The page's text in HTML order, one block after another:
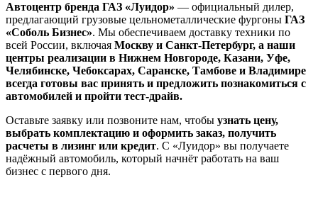
Автоцентр бренда ГАЗ «Луидор» — официальный дилер,
предлагающий грузовые цельнометаллические фургоны ГАЗ
«Соболь Бизнес». Мы обеспечиваем доставку техники по
всей России, включая Москву и Санкт-Петербург, а наши
центры реализации в Нижнем Новгороде, Казани, Уфе,
Челябинске, Чебоксарах, Саранске, Тамбове и Владимире
всегда готовы вас принять и предложить познакомиться с
автомобилей и пройти тест-драйв.
Оставьте заявку или позвоните нам, чтобы узнать цену,
выбрать комплектацию и оформить заказ, получить
расчеты в лизинг или кредит. С «Луидор» вы получаете
надёжный автомобиль, который начнёт работать на ваш
бизнес с первого дня.